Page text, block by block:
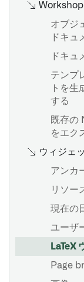
データ
入力デ
プロジ
概要
LIKE
構文と
数式構
Vega
オブジ
ートと
オブジ
タリン
リンク
索
オブジ
ために
概要
Spark
トラン
概要
はじめに
マルチ
提案さ
概要
Code
ル
解決済
バッチ
オブジ
ドキュ
ドキュ
テンプ
トを生
する
既存の
をエク
ウィジェ
アンカ
リソー
現在の
ユーザ
LaTeX
Page